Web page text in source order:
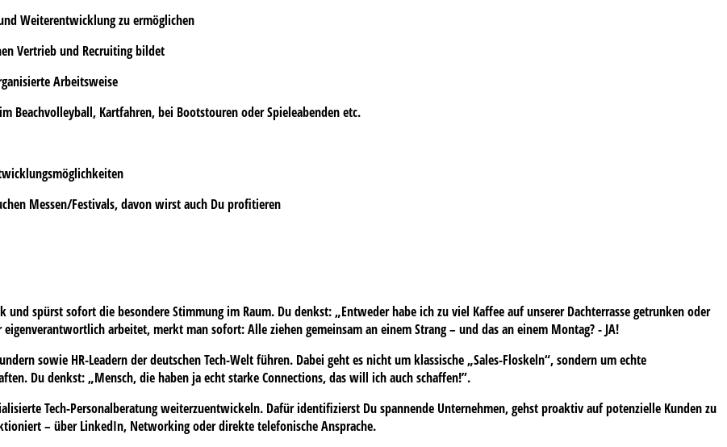
Weiterentwicklung zu ermöglichen
Vertrieb und Recruitingbildet
Arbeitsweise
Beachvolleyball, Kartfahren, bei Bootstouren oder Spieleabenden etc.
Messen/Festivals, davon wirst auch Du profitieren
spürst sofort die besondere Stimmung im Raum. Du denkst: „Entweder habe ich zu viel Kaffee auf unserer Dachterrasse getrunken oder
arbeitet, merkt man sofort: Alle ziehen gemeinsam an einem Strang – und das an einem Montag? - JA!
sowie HR-Leadern der deutschen Tech-Welt führen. Dabei geht es nicht um klassische „Sales-Floskeln“, sondern um echte
Du denkst: „Mensch, die haben ja echt starke Connections, das will ich auch schaffen!”.
Tech-Personalberatung weiterzuentwickeln. Dafür identifizierst Du spannende Unternehmen, gehst proaktiv auf potenzielle Kunden zu
– über LinkedIn, Networking oder direkte telefonische Ansprache.